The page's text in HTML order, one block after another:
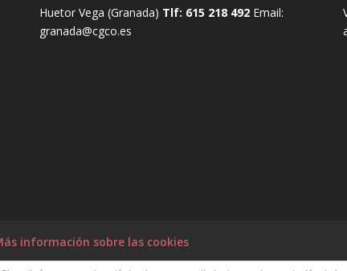
Huetor Vega (Granada) Tlf: 615 218 492Email:
granada@cgco.es
información sobre las cookies